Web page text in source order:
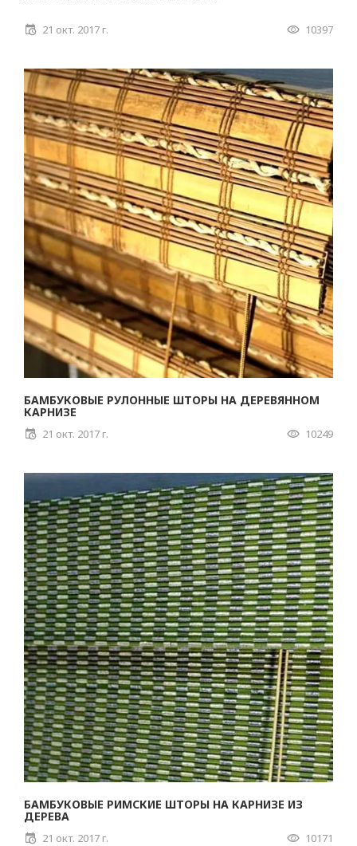
21 окт. 2017 г. 10397
БАМБУКОВЫЕ РУЛОННЫЕ ШТОРЫ НА ДЕРЕВЯННОМ
КАРНИЗЕ
21 окт. 2017 г. 10249
БАМБУКОВЫЕ РИМСКИЕ ШТОРЫ НА КАРНИЗЕ ИЗ
ДЕРЕВА
21 окт. 2017 г. 10171